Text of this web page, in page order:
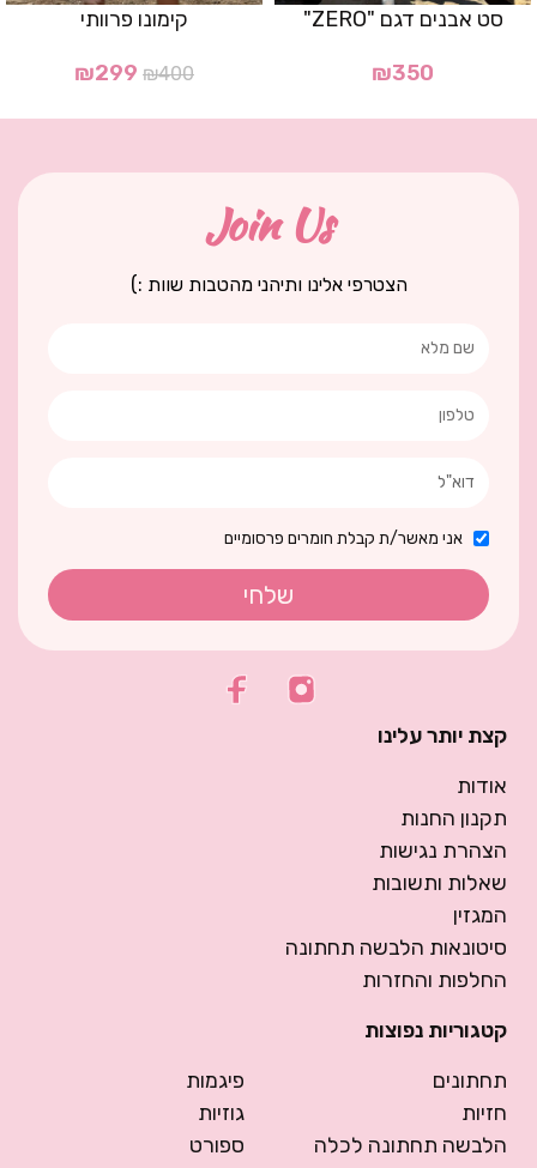
סט אבנים דגם "ZERO"
₪350
קימונו פרוותי
₪400
₪299
Join Us
הצטרפי אלינו ותיהני מהטבות שוות :)
אני מאשר/ת קבלת חומרים פרסומיים
שלחי
קצת יותר עלינו
אודות
תקנון החנות
הצהרת נגישות
שאלות ותשובות
המגזין
סיטונאות הלבשה תחתונה
החלפות והחזרות
קטגוריות נפוצות
תחתונים
חזיות
הלבשה תחתונה לכלה
פיגמות
גוזיות
ספורט